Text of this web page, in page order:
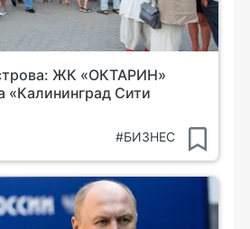
ЖК «ОКТАРИН»
«Калининград Сити
#БИЗНЕС